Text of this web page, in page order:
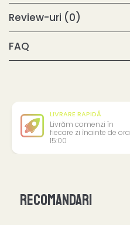
Review-uri (0)
FAQ
LIVRARE RAPIDĂ
Livrăm comenzi în
fiecare zi înainte de ora
15:00
Recomandari